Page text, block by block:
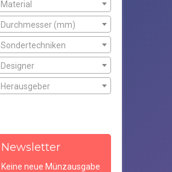
Material
Durchmesser (mm)
Sondertechniken
Designer
Herausgeber
Newsletter
Keine neue Münzausgabe